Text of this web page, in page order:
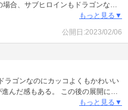
合、サブヒロインもドラゴンなの
ただ、主人公のドラゴンへの愛情と
ので、この作品めちゃくちゃ推し
もっと見る▼
公開日:2023/02/06
ラゴンなのにカッコよくもかわいい
んだ感もある。 この後の展開に期
もっと見る▼